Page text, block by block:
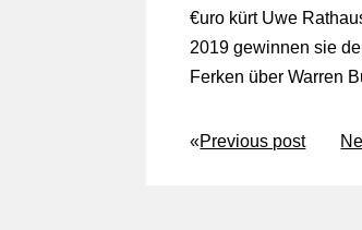
€uro kürt Uwe
2019 gewinnen sie
Ferken über Warren
«Previous post